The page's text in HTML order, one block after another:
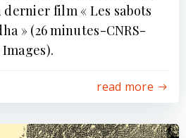
dernier film « Les sabots
» (26 minutes-CNRS-
Images).
read more